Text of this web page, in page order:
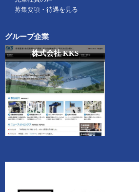
募集要項・待遇を見る
グループ企業
株式会社 KKS